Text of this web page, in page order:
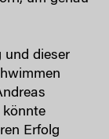
und dieser
könnte
Erfolg